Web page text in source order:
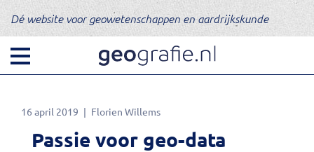
Dé website voor geowetenschappen en aardrijkskunde
16 april 2019 Florien Willems
Passie voor geo-data